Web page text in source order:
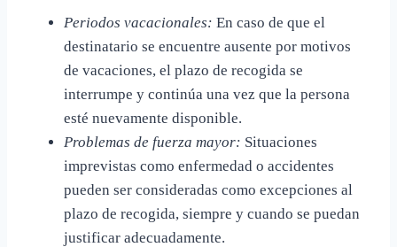
Periodos vacacionales: En caso de que el
destinatario se encuentre ausente por motivos
de vacaciones, el plazo de recogida se
interrumpe y continúa una vez que la persona
esté nuevamente disponible.
Problemas de fuerza mayor: Situaciones
imprevistas como enfermedad o accidentes
pueden ser consideradas como excepciones al
plazo de recogida, siempre y cuando se puedan
justificar adecuadamente.